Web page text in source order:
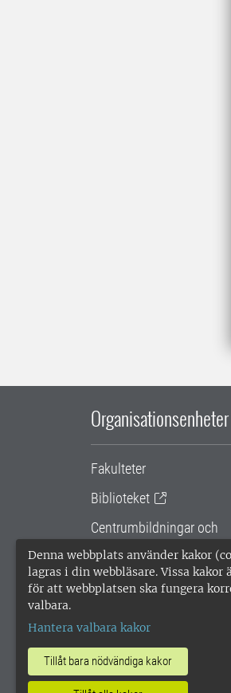
Denna webbplats använder kakor
lagras i din webbläsare. Vissa kakor
för att webbplatsen ska fungera
valbara.
Hantera valbara kakor
Tillåt bara nödvändiga kakor
Organisationsenheter
Fakulteter
Biblioteket
Centrumbildningar och
samarbetsprojekt
Gemensamma
SLU, Sveriges